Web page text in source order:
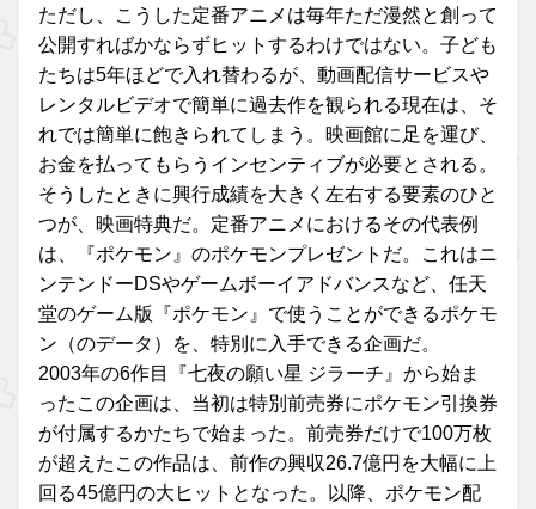
ただし、こうした定番アニメは毎年ただ漫然と創って
公開すればかならずヒットするわけではない。子ども
たちは5年ほどで入れ替わるが、動画配信サービスや
レンタルビデオで簡単に過去作を観られる現在は、そ
れでは簡単に飽きられてしまう。映画館に足を運び、
お金を払ってもらうインセンティブが必要とされる。
そうしたときに興行成績を大きく左右する要素のひと
つが、映画特典だ。定番アニメにおけるその代表例
は、『ポケモン』のポケモンプレゼントだ。これはニ
ンテンドーDSやゲームボーイアドバンスなど、任天
堂のゲーム版『ポケモン』で使うことができるポケモ
ン（のデータ）を、特別に入手できる企画だ。
2003年の6作目『七夜の願い星 ジラーチ』から始ま
ったこの企画は、当初は特別前売券にポケモン引換券
が付属するかたちで始まった。前売券だけで100万枚
が超えたこの作品は、前作の興収26.7億円を大幅に上
回る45億円の大ヒットとなった。以降、ポケモン配